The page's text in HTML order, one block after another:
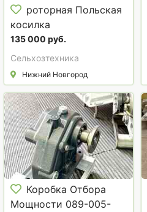
роторная Польская
косилка
135 000 руб.
Сельхозтехника
Нижний Новгород
Коробка Отбора
Мощности 089-005-